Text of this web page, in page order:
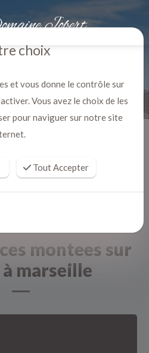
montees sur
marseille
choix
et vous donne le contrôle sur
Vous avez le choix de les
pour naviguer sur notre site
Tout Accepter